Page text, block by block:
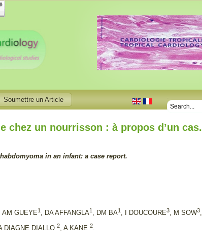
.
Soumettre un Article
chez un nourrisson : à propos d’un cas.
in an infant: a case report.
AM GUEYE1, DA AFFANGLA1, DM BA1, I DOUCOURE3, M SOW3,
DIAGNE DIALLO2, A KANE2.